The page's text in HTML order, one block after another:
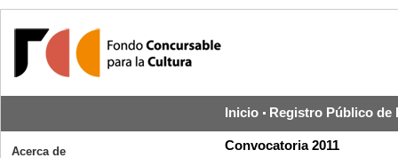
Inicio Registro Público de
Acerca de
Convocatoria 2011